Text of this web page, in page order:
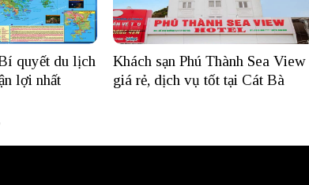
quyết du lịch
lợi nhất
Khách sạn Phú Thành Sea View
giá rẻ, dịch vụ tốt tại Cát Bà